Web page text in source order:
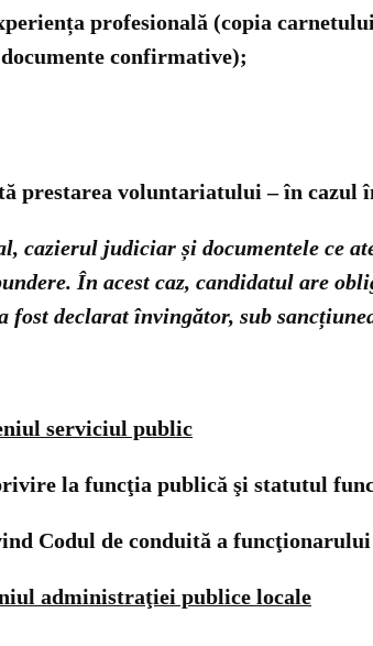
profesională (copia
confirmative);
prestarea voluntariatului – în cazul
cazierul judiciar și documentele ce
În acest caz, candidatul are
fost declarat învingător, sub
serviciul public
la funcţia publică şi statutul
Codul de conduită a
administraţiei publice locale